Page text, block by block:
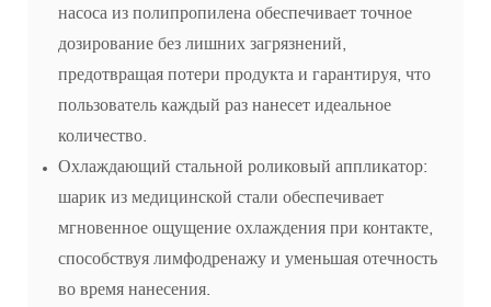
насоса из полипропилена обеспечивает точное
дозирование без лишних загрязнений,
предотвращая потери продукта и гарантируя, что
пользователь каждый раз нанесет идеальное
количество.
Охлаждающий стальной роликовый аппликатор:
шарик из медицинской стали обеспечивает
мгновенное ощущение охлаждения при контакте,
способствуя лимфодренажу и уменьшая отечность
во время нанесения.